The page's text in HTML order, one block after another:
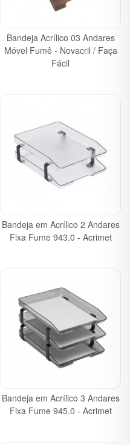
Bandeja Acrílico 03 Andares
Móvel Fumê - Novacril / Faça
Fácil
Bandeja em Acrílico 2 Andares
Fixa Fume 943.0 - Acrimet
Bandeja em Acrílico 3 Andares
Fixa Fume 945.0 - Acrimet